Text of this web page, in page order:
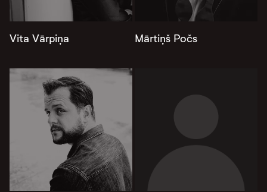
Vita Vārpiņa Mārtiņš Počs